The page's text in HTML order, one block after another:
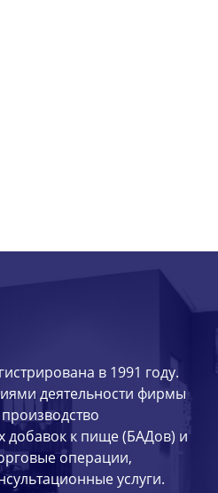
в 1991 году.
деятельности фирмы
добавок к пище (БАДов) и
операции,
услуги.